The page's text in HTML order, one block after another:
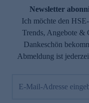
Newsletter
Ich möchte den
Trends, Angebote &
Dankeschön
Abmeldung ist
E-Mail-Adresse